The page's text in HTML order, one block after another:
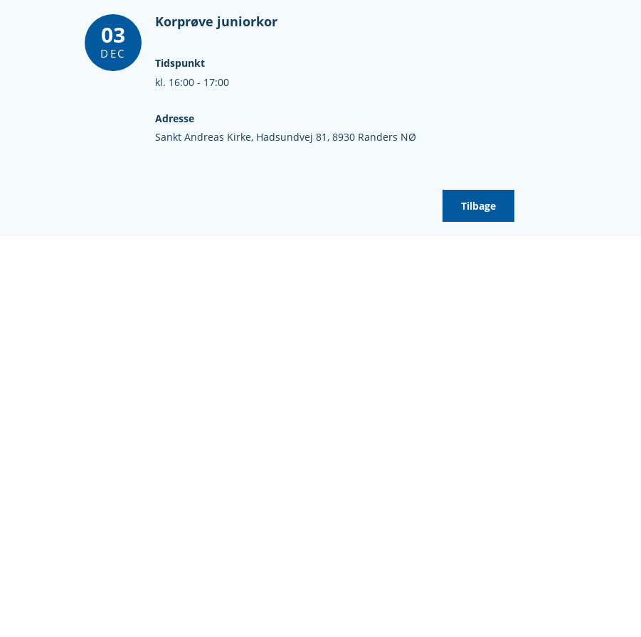
03
DEC
Korprøve juniorkor
Tidspunkt
kl. 16:00 - 17:00
Adresse
Sankt Andreas Kirke, Hadsundvej 81, 8930 Randers NØ
Tilbage